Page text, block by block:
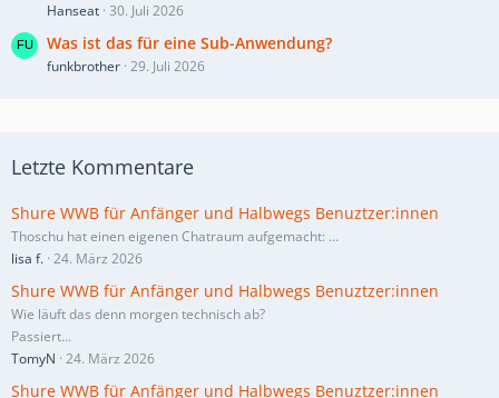
Hanseat 30. Juli 2026
Was ist das für eine Sub-Anwendung?
funkbrother 29. Juli 2026
Letzte Kommentare
Shure WWB für Anfänger und Halbwegs Benuztzer:innen
Thoschu hat einen eigenen Chatraum aufgemacht: …
lisa f. 24. März 2026
Shure WWB für Anfänger und Halbwegs Benuztzer:innen
Wie läuft das denn morgen technisch ab?
Passiert…
TomyN 24. März 2026
Shure WWB für Anfänger und Halbwegs Benuztzer:innen